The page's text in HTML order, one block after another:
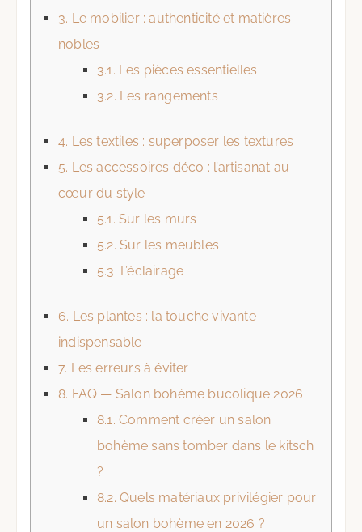
3. Le mobilier : authenticité et matières
nobles
3.1. Les pièces essentielles
3.2. Les rangements
4. Les textiles : superposer les textures
5. Les accessoires déco : l’artisanat au
cœur du style
5.1. Sur les murs
5.2. Sur les meubles
5.3. L’éclairage
6. Les plantes : la touche vivante
indispensable
7. Les erreurs à éviter
8. FAQ — Salon bohème bucolique 2026
8.1. Comment créer un salon
bohème sans tomber dans le kitsch
?
8.2. Quels matériaux privilégier pour
un salon bohème en 2026 ?